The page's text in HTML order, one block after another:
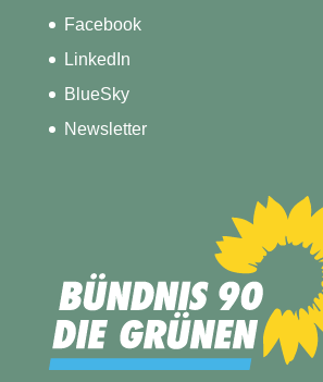
Facebook
LinkedIn
BlueSky
Newsletter